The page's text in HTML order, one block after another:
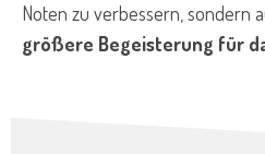
Noten zu verbessern, sondern
größere Begeisterung für